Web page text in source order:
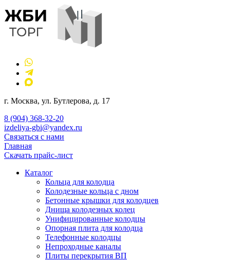
г. Москва, ул. Бутлерова, д. 17
8 (904) 368-32-20
izdeliya-gbi@yandex.ru
Связаться с нами
Главная
Скачать прайс-лист
Каталог
Кольца для колодца
Колодезные кольца с дном
Бетонные крышки для колодцев
Днища колодезных колец
Унифицированные колодцы
Опорная плита для колодца
Телефонные колодцы
Непроходные каналы
Плиты перекрытия ВП